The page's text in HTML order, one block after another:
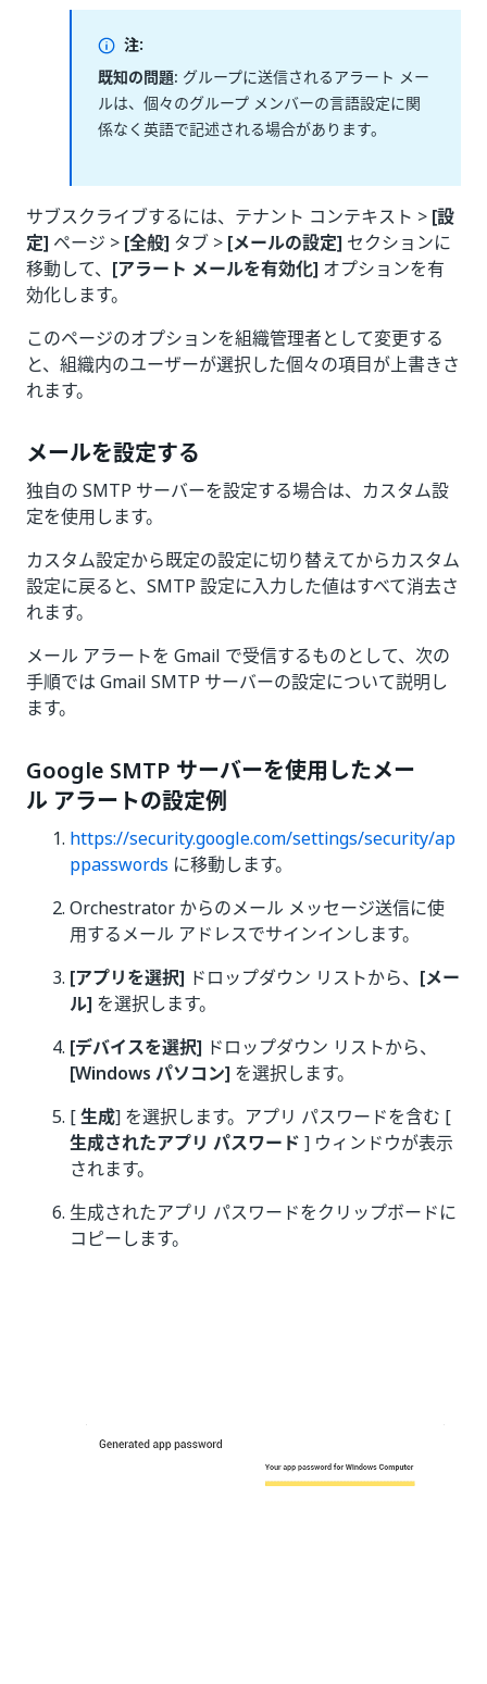
注:
既知の問題: グループに送信されるアラート メー
ルは、個々のグループ メンバーの言語設定に関
係なく英語で記述される場合があります。
サブスクライブするには、テナント コンテキスト > [設
定] ページ > [全般] タブ > [メールの設定] セクションに
移動して、 [アラート メールを有効化] オプションを有
効化します。
このページのオプションを組織管理者として変更する
と、組織内のユーザーが選択した個々の項目が上書きさ
れます。
メールを設定する
独自の SMTP サーバーを設定する場合は、カスタム設
定を使用します。
カスタム設定から既定の設定に切り替えてからカスタム
設定に戻ると、SMTP 設定に入力した値はすべて消去さ
れます。
メール アラートを Gmail で受信するものとして、次の
手順では Gmail SMTP サーバーの設定について説明し
ます。
Google SMTP サーバーを使用したメー
ル アラートの設定例
https://security.google.com/settings/security/ap
ppasswords に移動します。
Orchestrator からのメール メッセージ送信に使
用するメール アドレスでサインインします。
[アプリを選択] ドロップダウン リストから、 [メー
ル] を選択します。
[デバイスを選択] ドロップダウン リストから、
[Windows パソコン] を選択します。
[生成] を選択します。アプリ パスワードを含む [
生成されたアプリ パスワード ] ウィンドウが表示
されます。
生成されたアプリ パスワードをクリップボードに
コピーします。